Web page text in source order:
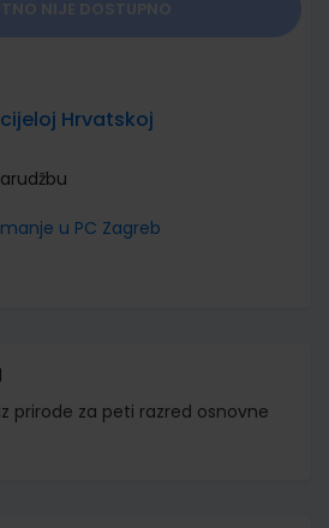
Hrvatskoj
u PC Zagreb
iz prirode za peti razred osnovne